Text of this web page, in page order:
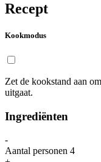
Recept
Kookmodus
Zet de kookstand aan
uitgaat.
Ingrediënten
-
Aantal personen 4